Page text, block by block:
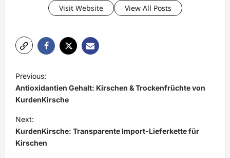
Visit Website View All Posts
o
s
t
n
a
Previous:
Antioxidantien Gehalt: Kirschen & Trockenfrüchte von
KurdenKirsche
Next:
KurdenKirsche: Transparente Import-Lieferkette für
Kirschen